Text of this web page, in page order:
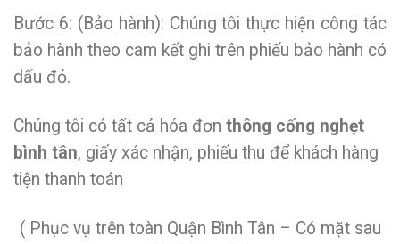
Bước 6: (Bảo hành): Chúng tôi thực hiện công tác
bảo hành theo cam kết ghi trên phiếu bảo hành có
dấu đỏ.
Chúng tôi có tất cả hóa đơn thông cống nghẹt
bình tân, giấy xác nhận, phiếu thu để khách hàng
tiện thanh toán
( Phục vụ trên toàn Quận Bình Tân – Có mặt sau